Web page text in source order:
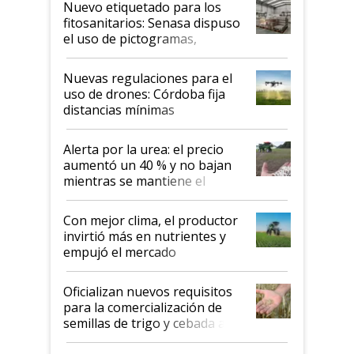
Nuevo etiquetado para los
fitosanitarios: Senasa dispuso
el uso de pictogramas,
palabras de advertencia e
indicaciones
Nuevas regulaciones para el
uso de drones: Córdoba fija
distancias mínimas
Alerta por la urea: el precio
aumentó un 40 % y no bajan
mientras se mantiene el
conflicto en Medio Oriente
Con mejor clima, el productor
invirtió más en nutrientes y
empujó el mercado
Oficializan nuevos requisitos
para la comercialización de
semillas de trigo y cebada a
granel